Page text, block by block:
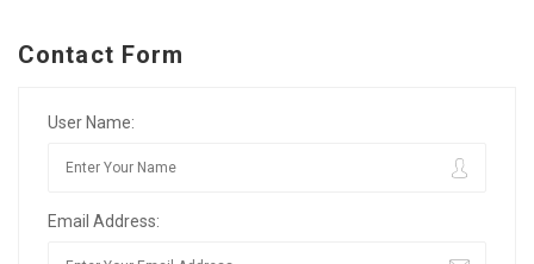
Contact Form
User Name:
Email Address: